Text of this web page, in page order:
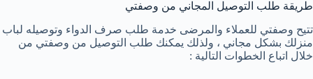
طريقة طلب التوصيل المجاني من وصفتي
تتيح وصفتي للعملاء والمرضى خدمة طلب صرف الدواء وتوصيله لباب
منزلك بشكل مجاني ، ولذلك يمكنك طلب التوصيل من وصفتي من
خلال اتباع الخطوات التالية :